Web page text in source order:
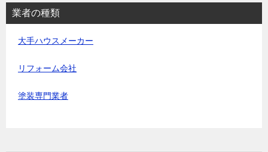
業者の種類
大手ハウスメーカー
リフォーム会社
塗装専門業者